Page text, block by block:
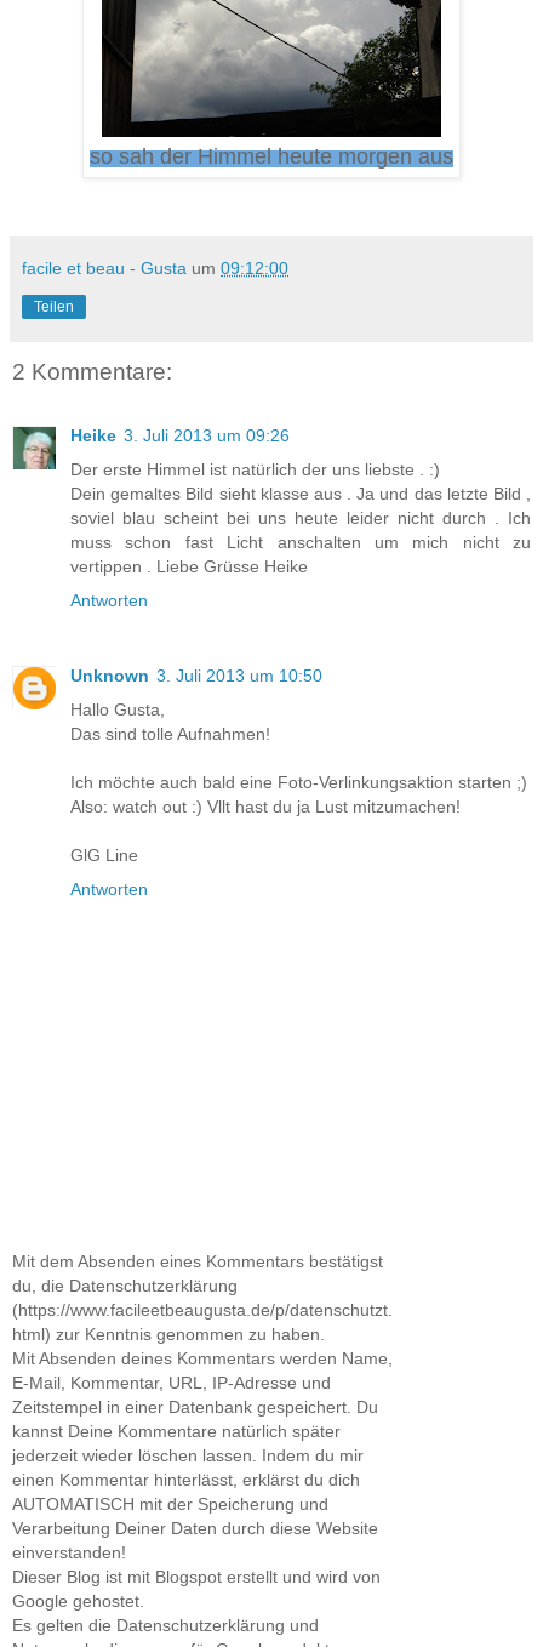
so sah der Himmel heute morgen aus
facile et beau - Gusta um 09:12:00
Teilen
2 Kommentare:
Heike 3. Juli 2013 um 09:26
Der erste Himmel ist natürlich der uns liebste . :)
Dein gemaltes Bild sieht klasse aus . Ja und das letzte Bild ,
soviel blau scheint bei uns heute leider nicht durch . Ich
muss schon fast Licht anschalten um mich nicht zu
vertippen . Liebe Grüsse Heike
Antworten
Unknown 3. Juli 2013 um 10:50
Hallo Gusta,
Das sind tolle Aufnahmen!
Ich möchte auch bald eine Foto-Verlinkungsaktion starten ;)
Also: watch out :) Vllt hast du ja Lust mitzumachen!
GlG Line
Antworten
Mit dem Absenden eines Kommentars bestätigst
du, die Datenschutzerklärung
(https://www.facileetbeaugusta.de/p/datenschutzt.
html) zur Kenntnis genommen zu haben.
Mit Absenden deines Kommentars werden Name,
E-Mail, Kommentar, URL, IP-Adresse und
Zeitstempel in einer Datenbank gespeichert. Du
kannst Deine Kommentare natürlich später
jederzeit wieder löschen lassen. Indem du mir
einen Kommentar hinterlässt, erklärst du dich
AUTOMATISCH mit der Speicherung und
Verarbeitung Deiner Daten durch diese Website
einverstanden!
Dieser Blog ist mit Blogspot erstellt und wird von
Google gehostet.
Es gelten die Datenschutzerklärung und